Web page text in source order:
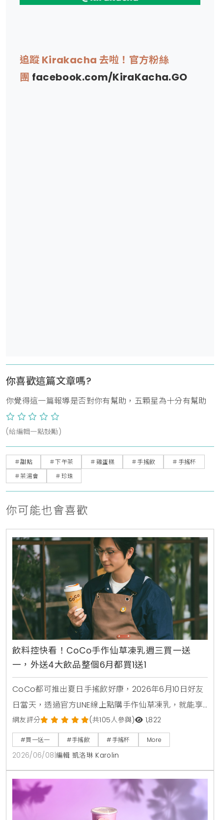
追蹤 Kirakacha 去啦！官方粉絲
團 facebook.com/KiraKacha.GO
你喜歡這篇文章嗎?
你覺得這一篇報導是否對你有幫助，五顆星為十分有幫助
(給編輯一點鼓勵)
＃甜點 ＃下午茶 ＃雞蛋糕 ＃手搖飲
＃手搖杯
＃茶湯會
＃珍珠
你可能也會喜歡
飲料控快看！CoCo手作仙草凍乳週三買一送
一，外送4大飲品整個6月都買1送1
CoCo都可推出夏日手搖飲好康，2026年6月10日好友
日當天，透過官方LINE線上點購手作仙草凍乳，就能享
有第2杯0元買1送1優惠。另外整個6月份，foodpanda
外送平台也同步推出茉香凍奶綠、芒果綠茶、四季珍椰
青、粉角生椰拿鐵等4大品項買1送1，讓大家在炎熱夏天
不用出門也能省錢消暑。
網友評分 (共105人參與) 1,822
#買一送一 #手搖飲 #手搖杯 More
2026/06/08 編輯 凱洛琳 Karolin